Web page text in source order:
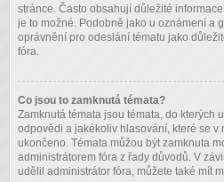
stránce. Často obsahují důležité
je to možné. Podobně jako u oznámení a
oprávnění pro odeslání tématu jako
fóra.
Co jsou to zamknutá témata?
Zamknutá témata jsou témata, do kterých
odpovědi a jakékoliv hlasování, které se v
ukončeno. Témata můžou být zamknuta
administrátorem fóra z řady důvodů. V
udělil administrátor fóra, můžete také mít